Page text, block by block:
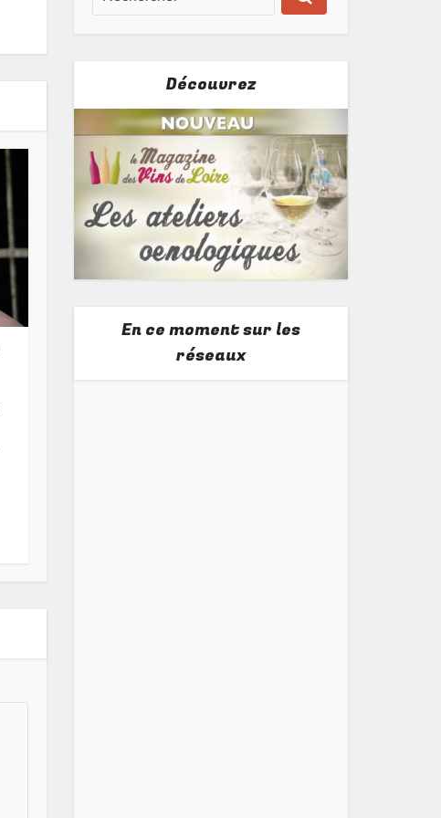
Découvrez
En ce moment sur les
réseaux